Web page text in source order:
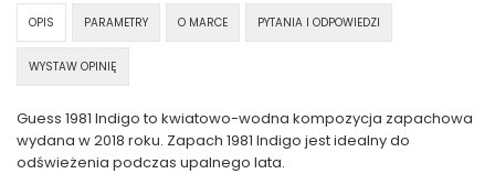
OPIS PARAMETRY O MARCE PYTANIA I ODPOWIEDZI
WYSTAW OPINIĘ
Guess 1981 Indigo to kwiatowo-wodna kompozycja zapachowa
wydana w 2018 roku. Zapach 1981 Indigo jest idealny do
odświeżenia podczas upalnego lata.